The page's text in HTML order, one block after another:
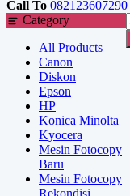
Call To 082123607290
Category
All Products
Canon
Diskon
Epson
HP
Konica Minolta
Kyocera
Mesin Fotocopy
Baru
Mesin Fotocopy